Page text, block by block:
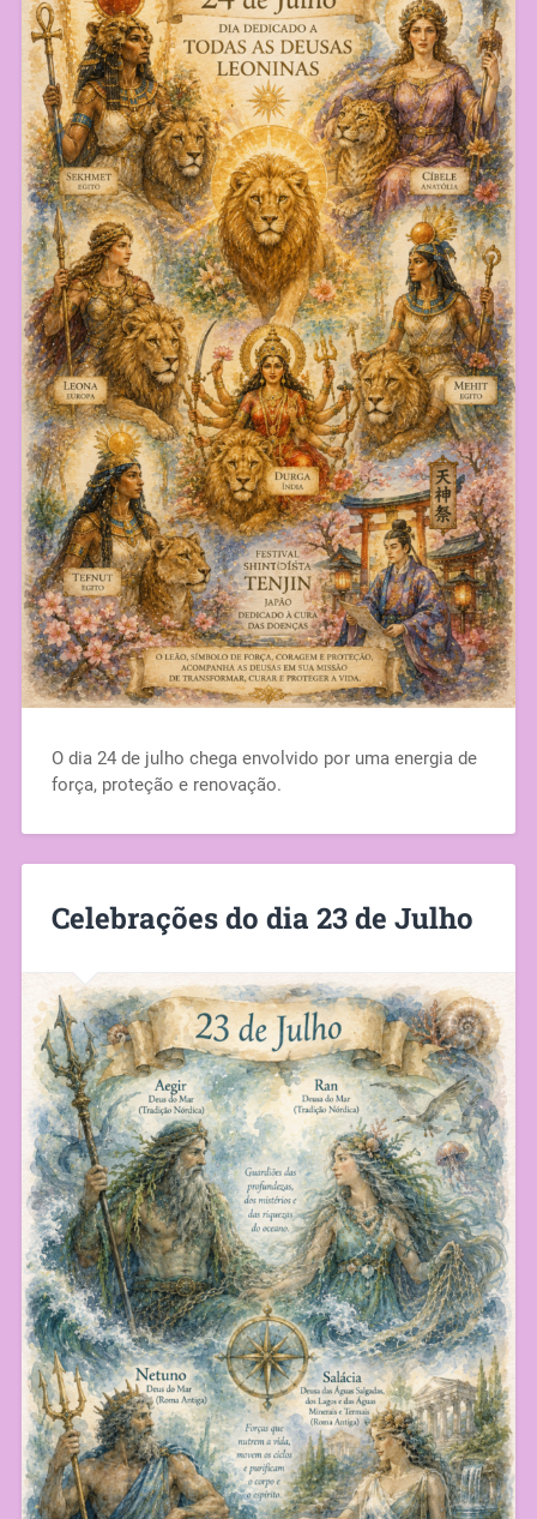
O dia 24 de julho chega envolvido por uma energia de
força, proteção e renovação.
Celebrações do dia 23 de Julho